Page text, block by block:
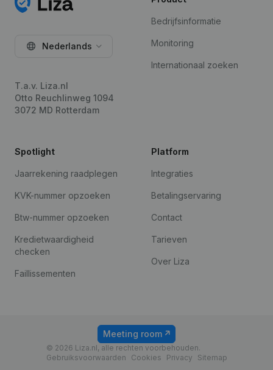
Nederlands
T.a.v. Liza.nl
Otto Reuchlinweg 1094
3072 MD Rotterdam
Bedrijfsinformatie
Monitoring
Internationaal zoeken
Spotlight
Jaarrekening raadplegen
KVK-nummer opzoeken
Btw-nummer opzoeken
Kredietwaardigheid
checken
Faillissementen
Platform
Integraties
Betalingservaring
Contact
Tarieven
Over Liza
© 2026 Liza.nl, alle rechten voorbehouden.
Gebruiksvoorwaarden
Cookies Privacy Sitemap
Meeting room